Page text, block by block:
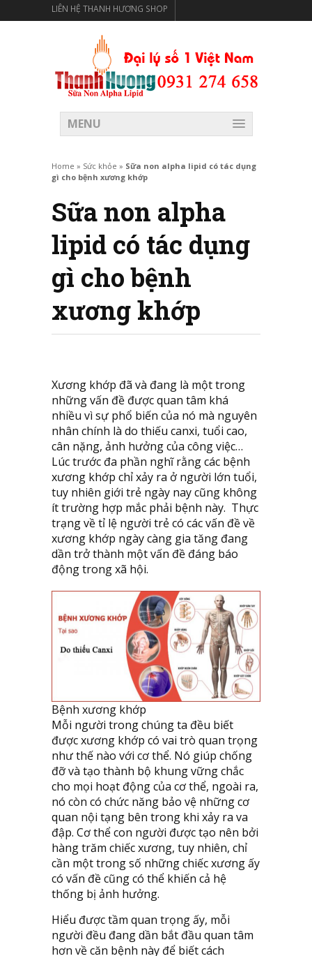
LIÊN HỆ THANH HƯƠNG SHOP
CHO SỨC KHỎE
MENU
Home » Sức khỏe » Sữa non alpha lipid có tác dụng
gì cho bệnh xương khớp
Sữa non alpha
lipid có tác dụng
gì cho bệnh
xương khớp
Xương khớp đã và đang là một trong
những vấn đề được quan tâm khá
nhiều vì sự phổ biến của nó mà nguyên
nhân chính là do thiếu canxi, tuổi cao,
cân nặng, ảnh hưởng của công việc…
Lúc trước đa phần nghĩ rằng các bệnh
xương khớp chỉ xảy ra ở người lớn tuổi,
tuy nhiên giới trẻ ngày nay cũng không
ít trường hợp mắc phải bệnh này. Thực
trạng về tỉ lệ người trẻ có các vấn đề về
xương khớp ngày càng gia tăng đang
dần trở thành một vấn đề đáng báo
động trong xã hội.
Bệnh xương khớp
Mỗi người trong chúng ta đều biết
được xương khớp có vai trò quan trọng
như thế nào với cơ thể. Nó giúp chống
đỡ và tạo thành bộ khung vững chắc
cho mọi hoạt động của cơ thể, ngoài ra,
nó còn có chức năng bảo vệ những cơ
quan nội tạng bên trong khi xảy ra va
đập. Cơ thể con người được tạo nên bởi
hàng trăm chiếc xương, tuy nhiên, chỉ
cần một trong số những chiếc xương ấy
có vấn đề cũng có thể khiến cả hệ
thống bị ảnh hưởng.
Hiểu được tầm quan trọng ấy, mỗi
người đều đang dần bắt đầu quan tâm
hơn về căn bệnh này để biết cách